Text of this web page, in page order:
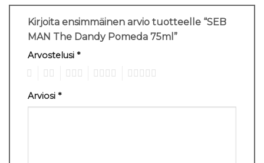
Kirjoita ensimmäinen arvio tuotteelle “SEB
MAN The Dandy Pomeda 75ml”
Arvostelusi *
Arviosi *